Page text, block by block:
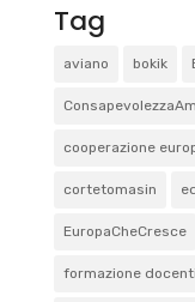
Tag
aviano bokik
cooperazione
cortetomasin
EuropaCheCresce
formazione docenti